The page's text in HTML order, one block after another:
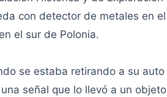
con detector de metales en el
el sur de Polonia.
se estaba retirando a su auto
señal que lo llevó a un objeto